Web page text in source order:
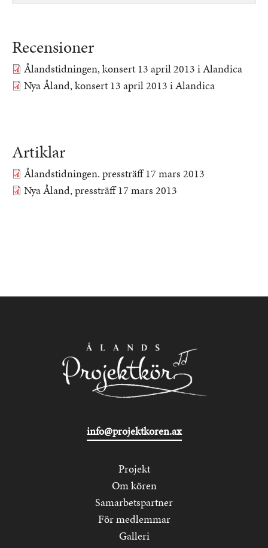
Recensioner
Dokument
Ålandstidningen, konsert 13 april 2013 i Alandica
Dokument
Nya Åland, konsert 13 april 2013 i Alandica
Artiklar
Dokument
Ålandstidningen. pressträff 17 mars 2013
Dokument
Nya Åland, pressträff 17 mars 2013
info@projektkoren.ax
Projekt
Om kören
Samarbetspartner
För medlemmar
Galleri